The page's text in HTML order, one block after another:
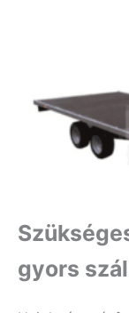
gyors